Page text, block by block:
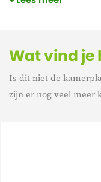
crèmekleurige
Wat vind je
Is dit niet de
zijn er nog veel meer